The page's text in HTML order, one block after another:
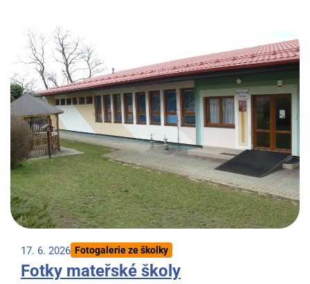
17. 6. 2026 Fotogalerie ze školky
Fotky mateřské školy